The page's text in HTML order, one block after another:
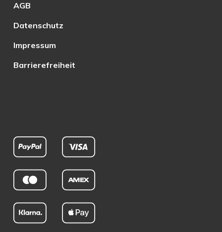
AGB
Datenschutz
Impressum
Barrierefreiheit